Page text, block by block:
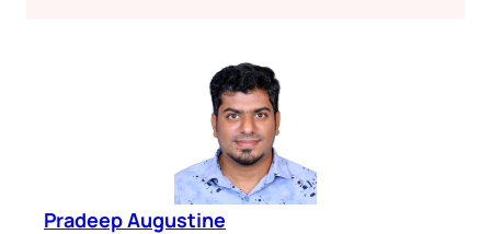
Pradeep Augustine